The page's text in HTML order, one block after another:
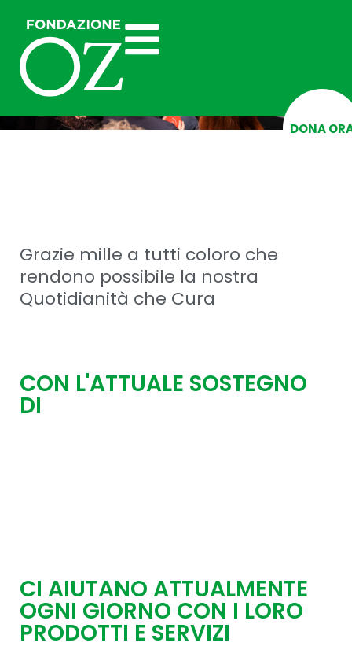
DONA
Grazie mille a tutti coloro che
rendono possibile la nostra
Quotidianità che Cura
CON L'ATTUALE SOSTEGNO
DI
CI AIUTANO ATTUALMENTE
OGNI GIORNO CON I LORO
PRODOTTI E SERVIZI